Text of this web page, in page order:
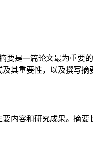
要是一篇论文最为重要
其重要性，以及撰写摘
容和研究成果。摘要